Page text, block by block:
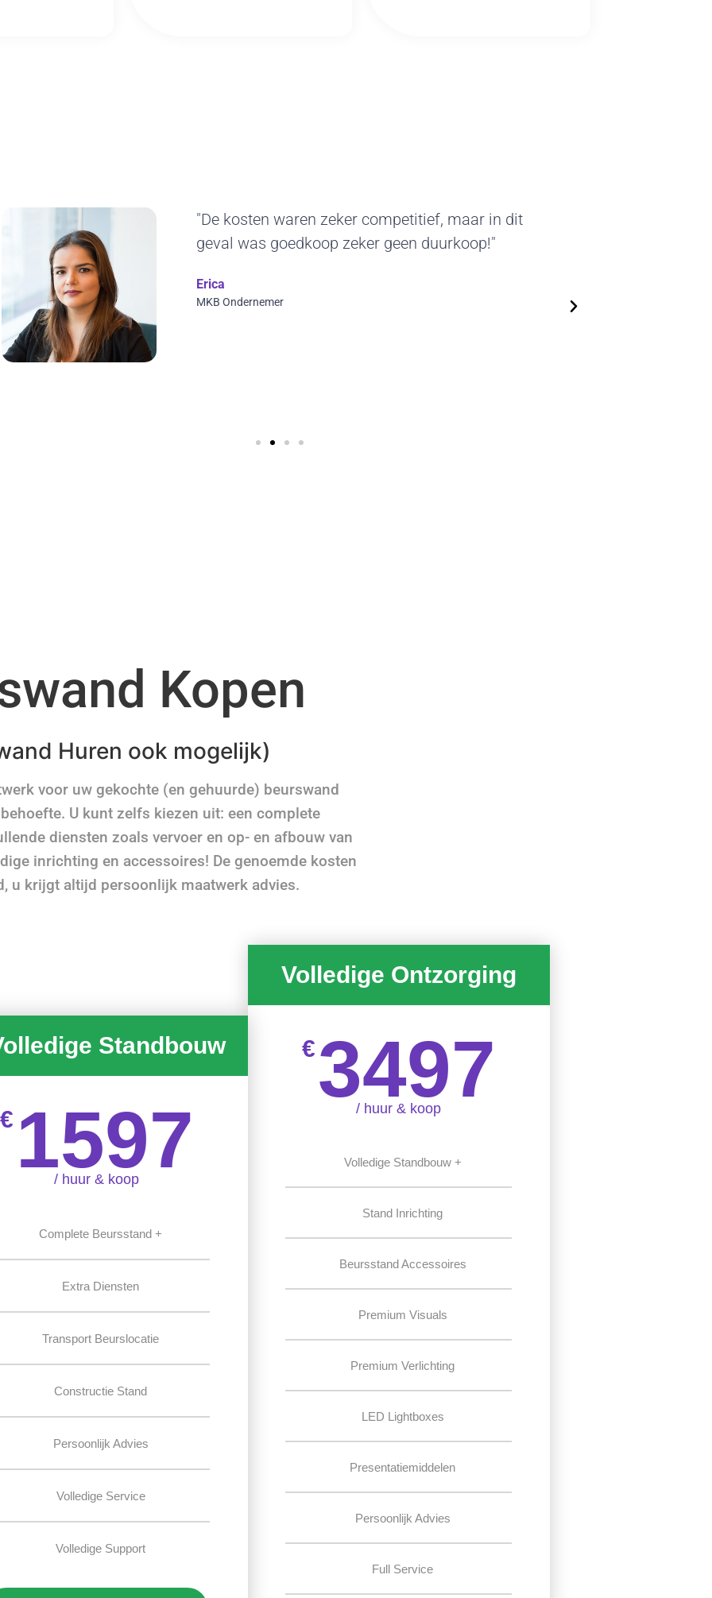
"Het duurzame karakter van deze standbouw sprak
ons erg aan. De geleverde beursstands kunnen we
ontwerp en we kunnen steeds nieuwe, actuele
Kopen
Huren ook mogelijk)
voor uw gekochte (en gehuurde) beurswand
U kunt zelfs kiezen uit: een complete
diensten zoals vervoer en op- en afbouw van
inrichting en accessoires! De genoemde kosten
u krijgt altijd persoonlijk maatwerk advies.
Standbouw
€ 1597
/ huur & koop
Complete Beursstand +
Extra Diensten
Transport Beurslocatie
Constructie Stand
Persoonlijk Advies
Volledige Service
Volledige Support
Volledige Ontzorging
€3497
/ huur & koop
Volledige Standbouw +
Stand Inrichting
Beursstand Accessoires
Premium Visuals
Premium Verlichting
LED Lightboxes
Presentatiemiddelen
Persoonlijk Advies
Full Service